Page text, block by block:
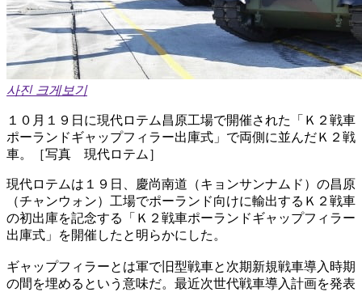
사진 크게보기
１０月１９日に現代ロテム昌原工場で開催された「Ｋ２戦車
ポーランドギャップフィラー出庫式」で両側に並んだＫ２戦
車。［写真 現代ロテム］
現代ロテムは１９日、慶尚南道（キョンサンナムド）の昌原
（チャンウォン）工場でポーランド向けに輸出するＫ２戦車
の初出庫を記念する「Ｋ２戦車ポーランドギャップフィラー
出庫式」を開催したと明らかにした。
ギャップフィラーとは軍で旧型戦車と次期新規戦車導入時期
の間を埋めるという意味だ。最近次世代戦車導入計画を発表